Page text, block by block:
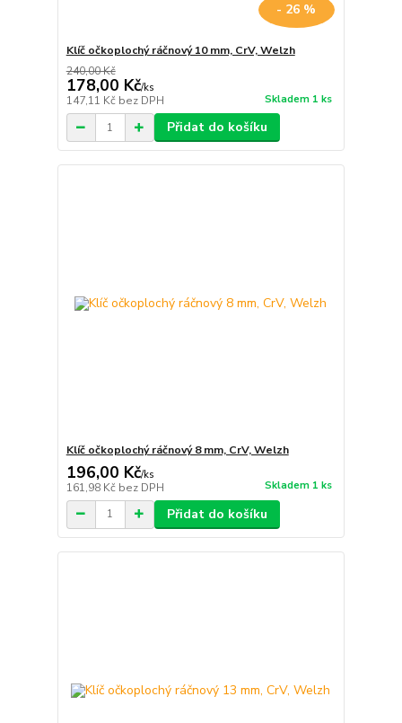
- 26 %
Klíč očkoplochý ráčnový 10 mm, CrV, Welzh
240,00 Kč
178,00 Kč/ks
147,11 Kč bez DPH Skladem 1 ks
Přidat do košíku
Klíč očkoplochý ráčnový 8 mm, CrV, Welzh
196,00 Kč/ks
161,98 Kč bez DPH Skladem 1 ks
Přidat do košíku